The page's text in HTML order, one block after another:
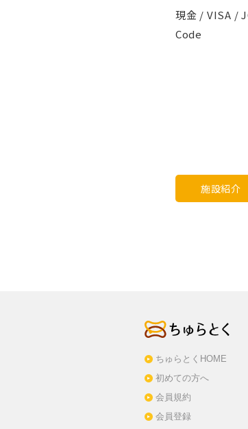
現金 / VISA /
Code
施設紹介
ちゅらとくHOME
初めての方へ
会員規約
会員登録